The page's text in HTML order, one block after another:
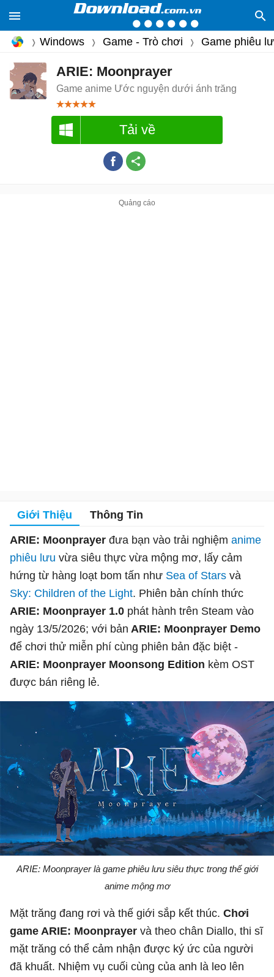
Windows Game - Trò chơi Game phiêu
ARIE: Moonprayer
Game anime Ước nguyện dưới ánh trăng
Tải về
Giới Thiệu Thông Tin
ARIE: Moonprayer đưa bạn vào trải nghiệm anime
phiêu lưu vừa siêu thực vừa mộng mơ, lấy cảm
hứng từ hàng loạt bom tấn như Sea of Stars và
Sky: Children of the Light. Phiên bản chính thức
ARIE: Moonprayer 1.0 phát hành trên Steam vào
ngày 13/5/2026; với bản ARIE: Moonprayer Demo
để chơi thử miễn phí cùng phiên bản đặc biệt -
ARIE: Moonprayer Moonsong Edition kèm OST
được bán riêng lẻ.
ARIE: Moonprayer là game phiêu lưu siêu thực trong thế giới
anime mộng mơ
Mặt trăng đang rơi và thế giới sắp kết thúc. Chơi
game ARIE: Moonprayer và theo chân Diallo, thi sĩ
mặt trăng có thể cảm nhận được ký ức của người
đã khuất. Nhiệm vụ cuối cùng của anh là leo lên